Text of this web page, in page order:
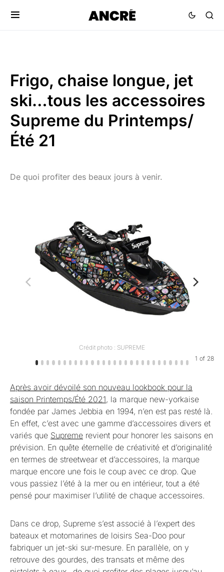
Frigo, chaise longue, jet
ski…tous les accessoires
Supreme du Printemps/
Été 21
De quoi profiter des beaux jours à venir.
Crédit photo : SUPREME
1 of 28
Après avoir dévoilé son nouveau lookbook pour la
saison Printemps/Été 2021, la marque new-yorkaise
fondée par James Jebbia en 1994, n’en est pas resté là.
En effet, c’est avec une gamme d’accessoires divers et
variés que Supreme revient pour honorer les saisons en
prévision. En quête éternelle de créativité et d’originalité
en termes de streetwear et d’accessoires, la marque
marque encore une fois le coup avec ce drop. Que
vous passiez l’été à la mer ou en intérieur, tout a été
pensé pour maximiser l’utilité de chaque accessoires.
Dans ce drop, Supreme s’est associé à l’expert des
bateaux et motomarines de loisirs Sea-Doo pour
fabriquer un jet-ski sur-mesure. En parallèle, on y
retrouve des gourdes, des transats et même des